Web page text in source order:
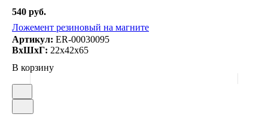
540 руб.
Ложемент резиновый на магните
Артикул: ER-00030095
ВxШxГ: 22x42x65
В корзину